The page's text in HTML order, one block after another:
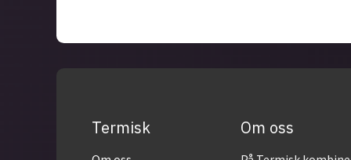
Termisk Om oss